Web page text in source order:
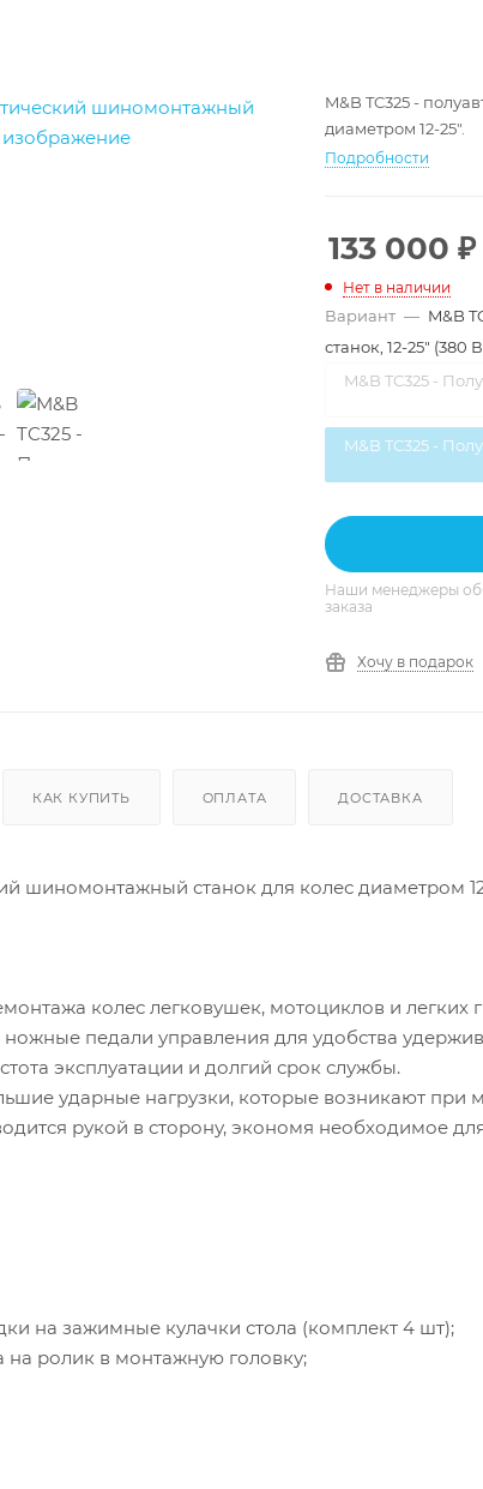
M&B TC325 -
диаметром 12-25".
Подробности
133 000 ₽
Нет в наличии
Вариант — M&B
станок, 12-25" (380
M&B TC325 -
M&B TC325 -
Наши менеджеры
заказа
Хочу в подарок
КАК КУПИТЬ ОПЛАТА ДОСТАВКА
шиномонтажный станок для колес диаметром
колес легковушек, мотоциклов и легких
ножные педали управления для удобства
эксплуатации и долгий срок службы.
ударные нагрузки, которые возникают
рукой в сторону, экономя необходимое
на зажимные кулачки стола (комплект 4 шт);
на ролик в монтажную головку;